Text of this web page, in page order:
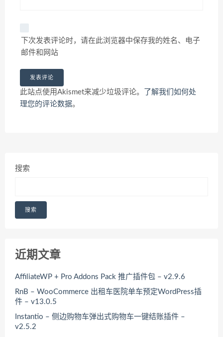
下次发表评论时，请在此浏览器中保存我的姓名、电子
邮件和网站
此站点使用Akismet来减少垃圾评论。
了解我们如何处
理您的评论数据。
搜索
搜索
近期文章
AffiliateWP + Pro Addons Pack 推广插件包 – v2.9.6
RnB – WooCommerce 出租车医院单车预定WordPress插
件 – v13.0.5
Instantio – 侧边购物车弹出式购物车一键结账插件 –
v2.5.2